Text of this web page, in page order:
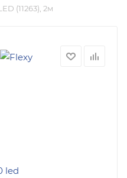
(11263), 2м